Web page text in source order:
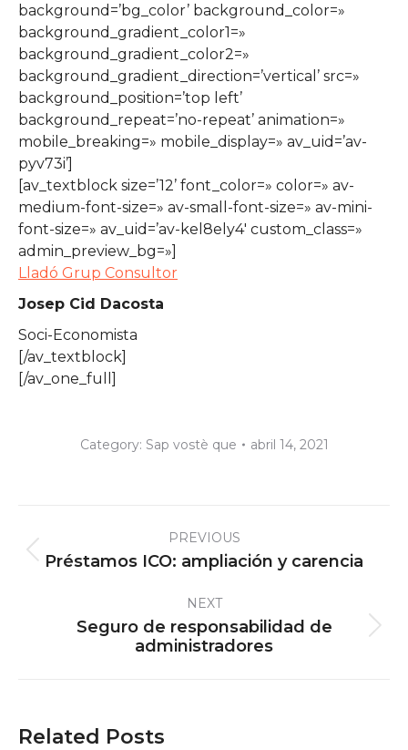
background=’bg_color’ background_color=»
background_gradient_color1=»
background_gradient_color2=»
background_gradient_direction=’vertical’ src=»
background_position=’top left’
background_repeat=’no-repeat’ animation=»
mobile_breaking=» mobile_display=» av_uid=’av-
pyv73i’]
[av_textblock size=’12’ font_color=» color=» av-
medium-font-size=» av-small-font-size=» av-mini-
font-size=» av_uid=’av-kel8ely4′ custom_class=»
admin_preview_bg=»]
Lladó Grup Consultor
Josep Cid Dacosta
Soci-Economista
[/av_textblock]
[/av_one_full]
Category: Sap vostè que abril 14, 2021
navigationPREVIOUS
Previous
Préstamos ICO: ampliación y carencia
NEXT
Next
post:
Seguro de responsabilidad de
administradores
Related Posts